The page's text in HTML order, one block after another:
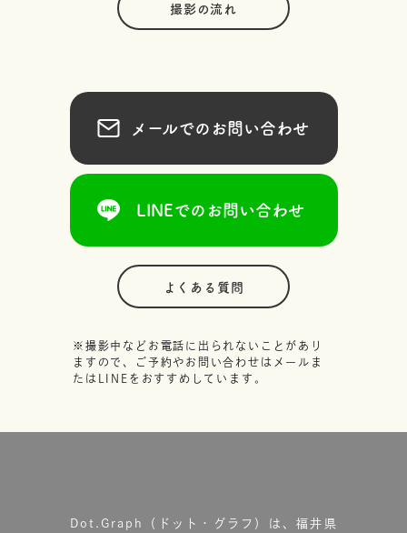
撮影の流れ
メールでのお問い合わせ
LINEでのお問い合わせ
よくある質問
※撮影中などお電話に出られないことがあり
ますので、ご予約やお問い合わせはメールま
たはLINEをおすすめしています。
Dot.Graph（ドット・グラフ）は、福井県